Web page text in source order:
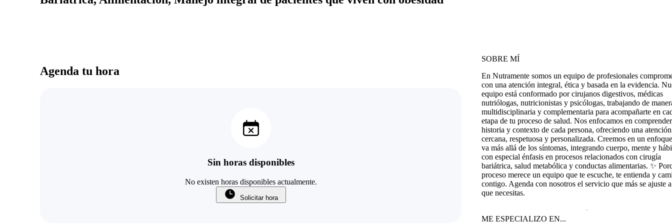
Agenda tu hora
Sin horas disponibles
No existen horas disponibles actualmente.
Solicitar hora
SOBRE MÍ
En Nutramente somos un equipo de profesionales
con una atención integral, ética y basada en la evidencia.
equipo está conformado por cirujanos digestivos, médicas
nutriólogas, nutricionistas y psicólogas, trabajando de
multidisciplinaria y complementaria para acompañarte en
etapa de tu proceso de salud. Nos enfocamos en
historia y contexto de cada persona, ofreciendo una atención
cercana, respetuosa y personalizada. Creemos en un
va más allá de los síntomas, integrando cuerpo, mente y
con especial énfasis en procesos relacionados con cirugía
bariátrica, salud metabólica y conductas alimentarias. ✨
proceso merece un equipo que te escuche, te entienda y
contigo. Agenda con nosotros el servicio que más se ajuste
que necesitas.
ME ESPECIALIZO EN...